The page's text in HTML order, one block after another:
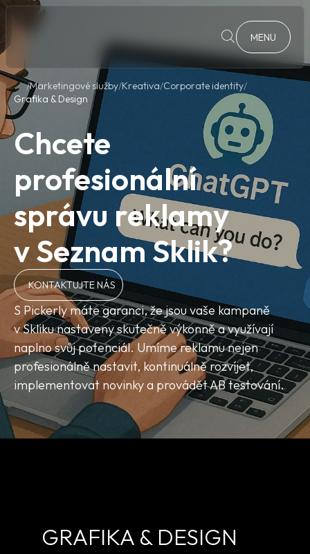
MENU
Marketingové služby Kreativa Corporate identity
Grafika & Design
Chcete
profesionální
správu reklamy
v Seznam Sklik?
KONTAKTUJTE NÁS
S Pickerly máte garanci, že jsou vaše kampaně
v Skliku nastaveny skutečně výkonně a využívají
naplno svůj potenciál. Umíme reklamu nejen
profesionálně nastavit, kontinuálně rozvíjet,
implementovat novinky a provádět AB testování.
GRAFIKA & DESIGN